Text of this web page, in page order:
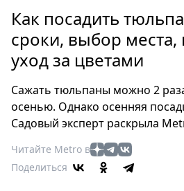
Россия
Мир
Здоровье
Туризм
Мода
Театр
Кино
Афиша
Как посадить
сроки, выбор места,
уход за цветами
Сажать тюльпаны можно 2
осенью. Однако осенняя
Садовый эксперт раскрыла
Читайте Metro в
Поделиться